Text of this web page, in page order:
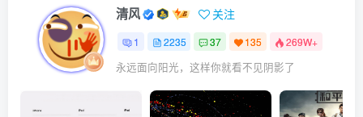
清风 关注
1 2235 37 135 269W+
永远面向阳光，这样你就看不见阴影了